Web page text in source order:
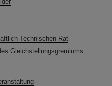
Technischen Rat
Gleichstellungsgremiums